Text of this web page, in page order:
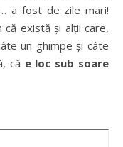
a fost de zile mari!
că există și alții care,
un ghimpe și câte
că e loc sub soare